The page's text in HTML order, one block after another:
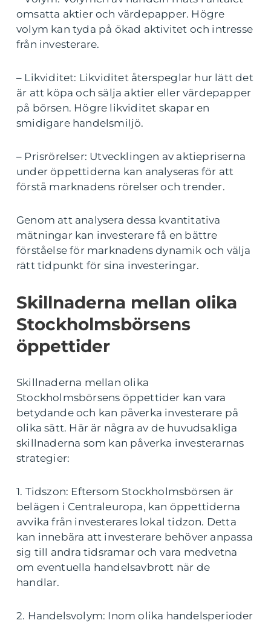
omsatta aktier och värdepapper. Högre
volym kan tyda på ökad aktivitet och intresse
från investerare.
– Likviditet: Likviditet återspeglar hur lätt det
är att köpa och sälja aktier eller värdepapper
på börsen. Högre likviditet skapar en
smidigare handelsmiljö.
– Prisrörelser: Utvecklingen av aktiepriserna
under öppettiderna kan analyseras för att
förstå marknadens rörelser och trender.
Genom att analysera dessa kvantitativa
mätningar kan investerare få en bättre
förståelse för marknadens dynamik och välja
rätt tidpunkt för sina investeringar.
Skillnaderna mellan olika
Stockholmsbörsens
öppettider
Skillnaderna mellan olika
Stockholmsbörsens öppettider kan vara
betydande och kan påverka investerare på
olika sätt. Här är några av de huvudsakliga
skillnaderna som kan påverka investerarnas
strategier:
1. Tidszon: Eftersom Stockholmsbörsen är
belägen i Centraleuropa, kan öppettiderna
avvika från investerares lokal tidzon. Detta
kan innebära att investerare behöver anpassa
sig till andra tidsramar och vara medvetna
om eventuella handelsavbrott när de
handlar.
2. Handelsvolym: Inom olika handelsperioder